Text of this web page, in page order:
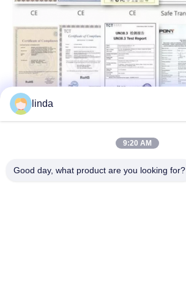
linda
9:20 AM
Good day, what product are you looking for?